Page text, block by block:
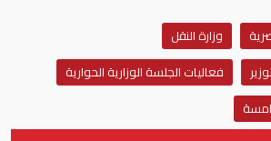
وزارة النقل
فعاليات الجلسة الوزارية الحوارية